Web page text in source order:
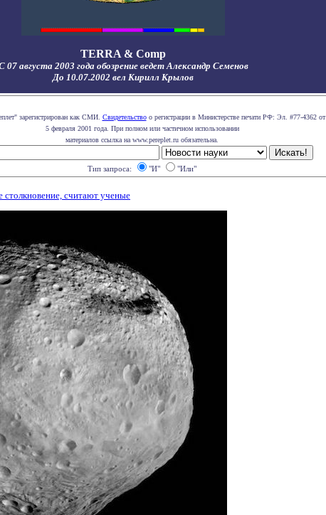
TERRA & Comp
07 августа 2003 года обозрение ведет Александр Семенов
До 10.07.2002 вел Кирилл Крылов
зарегистрирован как СМИ. Свидетельствоо регистрации в Министерстве печати РФ: Эл. #77-4362 от
5 февраля 2001 года. При полном или частичном использовании
материалов ссылка на www.pereplet.ru обязательна.
Тип запроса: "И" "Или"
считают ученые